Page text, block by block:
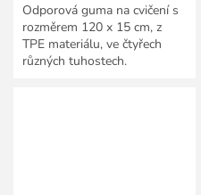
Odporová guma na cvičení s
rozměrem 120 x 15 cm, z
TPE materiálu, ve čtyřech
různých tuhostech.